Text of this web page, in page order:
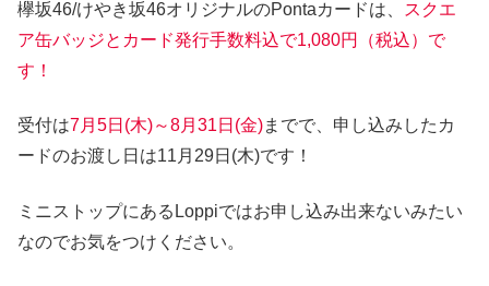
欅坂46/けやき坂46オリジナルのPontaカードは、
スクエ
ア缶バッジとカード発行手数料込で1,080円（税込）で
す！
受付は7月5日(木)～8月31日(金)までで、申し込みしたカ
ードのお渡し日は11月29日(木)です！
ミニストップにあるLoppiではお申し込み出来ないみたい
なのでお気をつけください。